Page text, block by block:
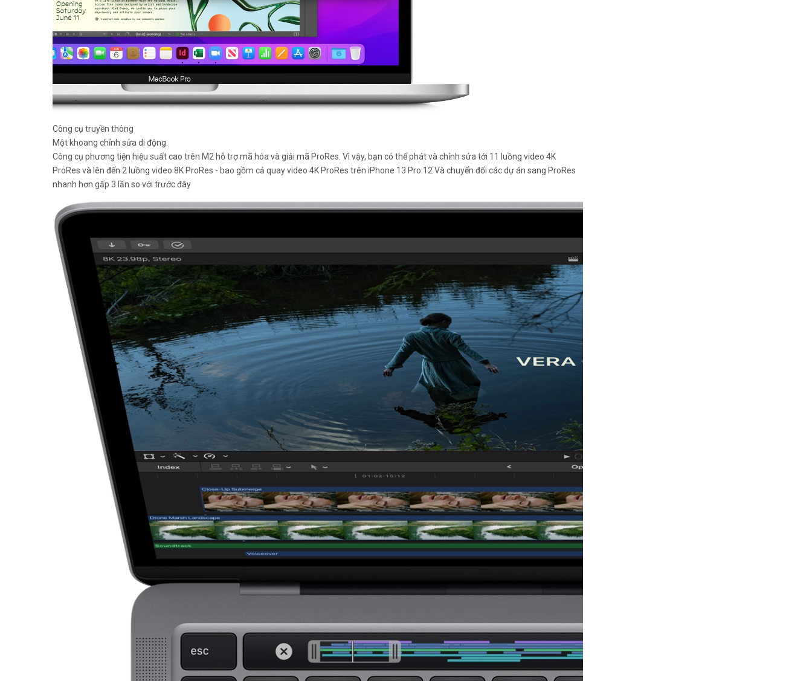
Công cụ truyền thông
Một khoang chỉnh sửa di động.
Công cụ phương tiện hiệu suất cao trên M2 hỗ trợ mã hóa và giải mã ProRes. Vì vậy, bạn có thể phát và chỉnh sửa tới 11 luồng video 4K
ProRes và lên đến 2 luồng video 8K ProRes - bao gồm cả quay video 4K ProRes trên iPhone 13 Pro.12 Và chuyển đổi các dự án sang ProRes
nhanh hơn gấp 3 lần so với trước đây